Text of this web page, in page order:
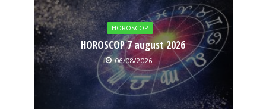
HOROSCOP
HOROSCOP 7 august 2026
06/08/2026